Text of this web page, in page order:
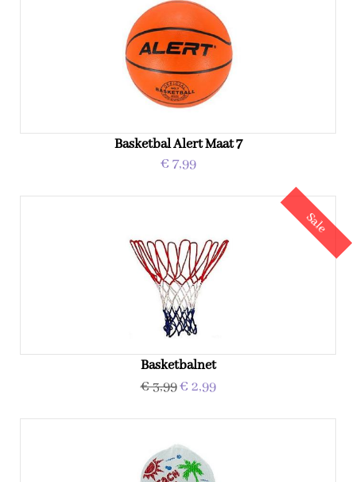
Basketbal Alert Maat 7
€ 7,99
Sale
Basketbalnet
€ 3,99€ 2,99